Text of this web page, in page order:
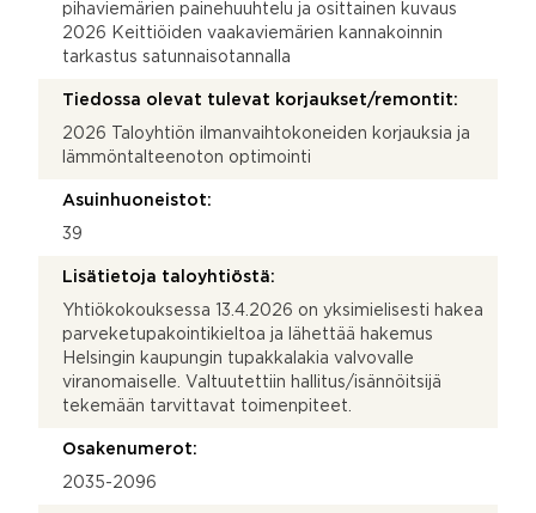
pihaviemärien painehuuhtelu ja osittainen kuvaus
2026 Keittiöiden vaakaviemärien kannakoinnin
tarkastus satunnaisotannalla
Tiedossa olevat tulevat korjaukset/remontit:
2026 Taloyhtiön ilmanvaihtokoneiden korjauksia ja
lämmöntalteenoton optimointi
Asuinhuoneistot:
39
Lisätietoja taloyhtiöstä:
Yhtiökokouksessa 13.4.2026 on yksimielisesti hakea
parveketupakointikieltoa ja lähettää hakemus
Helsingin kaupungin tupakkalakia valvovalle
viranomaiselle. Valtuutettiin hallitus/isännöitsijä
tekemään tarvittavat toimenpiteet.
Osakenumerot:
2035-2096